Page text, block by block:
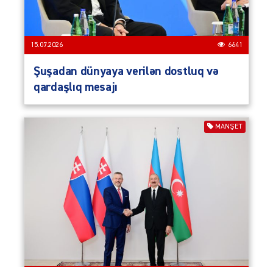
15.07.2026 6641
Şuşadan dünyaya verilən dostluq və
qardaşlıq mesajı
MANŞET